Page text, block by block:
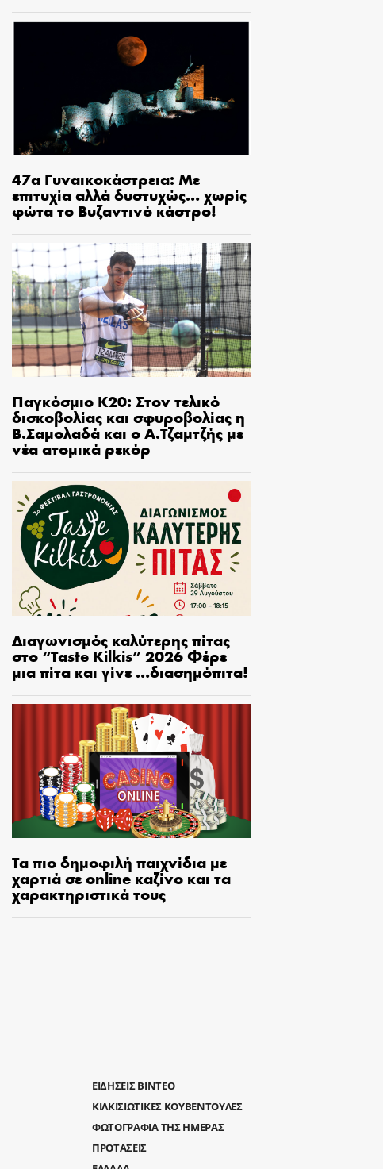
47α Γυναικοκάστρεια: Με
επιτυχία αλλά δυστυχώς… χωρίς
φώτα το Βυζαντινό κάστρο!
Παγκόσμιο Κ20: Στον τελικό
δισκοβολίας και σφυροβολίας η
Β.Σαμολαδά και ο Α.Τζαμτζής με
νέα ατομικά ρεκόρ
Διαγωνισμός καλύτερης πίτας
στο “Taste Kilkis” 2026 Φέρε
μια πίτα και γίνε …διασημόπιτα!
Τα πιο δημοφιλή παιχνίδια με
χαρτιά σε online καζίνο και τα
χαρακτηριστικά τους
ΕΙΔΗΣΕΙΣ ΒΙΝΤΕΟ
ΚΙΛΚΙΣΙΩΤΙΚΕΣ ΚΟΥΒΕΝΤΟΥΛΕΣ
ΦΩΤΟΓΡΑΦΙΑ ΤΗΣ ΗΜΕΡΑΣ
ΠΡΟΤΑΣΕΙΣ